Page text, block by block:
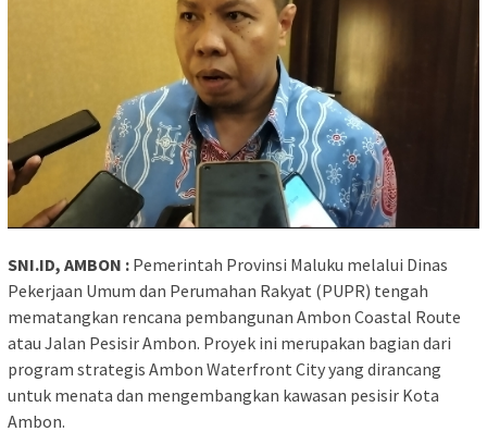
SNI.ID, AMBON : Pemerintah Provinsi Maluku melalui Dinas
Pekerjaan Umum dan Perumahan Rakyat (PUPR) tengah
mematangkan rencana pembangunan Ambon Coastal Route
atau Jalan Pesisir Ambon. Proyek ini merupakan bagian dari
program strategis Ambon Waterfront City yang dirancang
untuk menata dan mengembangkan kawasan pesisir Kota
Ambon.